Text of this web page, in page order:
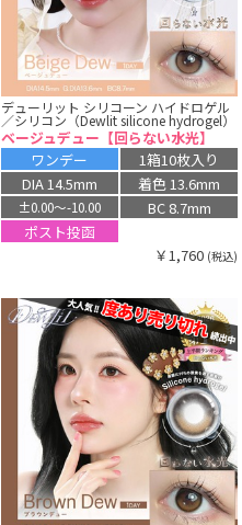
デューリット シリコーン ハイドロゲル
／シリコン（Dewlit silicone hydrogel）
ベージュデュー【回らない水光】
ワンデー
1箱10枚入り
DIA 14.5mm
着色 13.6mm
±0.00〜-10.00
BC 8.7mm
ポスト投函
￥1,760 (税込)